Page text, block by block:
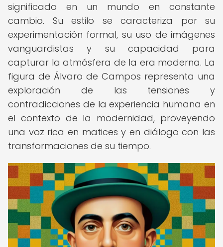
significado en un mundo en constante
cambio. Su estilo se caracteriza por su
experimentación formal, su uso de imágenes
vanguardistas y su capacidad para
capturar la atmósfera de la era moderna. La
figura de Álvaro de Campos representa una
exploración de las tensiones y
contradicciones de la experiencia humana en
el contexto de la modernidad, proveyendo
una voz rica en matices y en diálogo con las
transformaciones de su tiempo.